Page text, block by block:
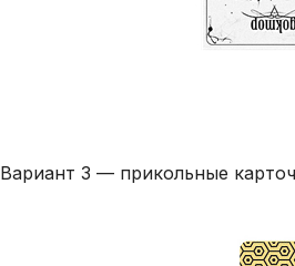
Вариант 3 — прикольные